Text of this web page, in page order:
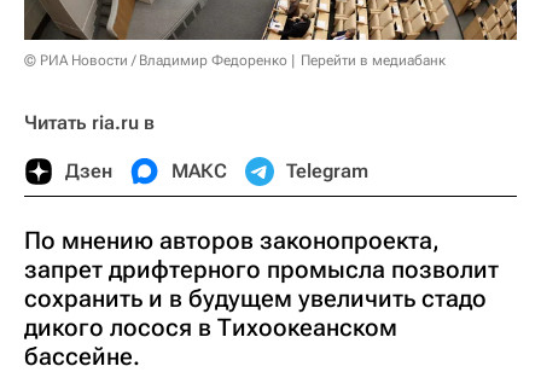
© РИА Новости / Владимир Федоренко Перейти в медиабанк
Читать ria.ru в
Дзен МАКС Telegram
По мнению авторов законопроекта,
запрет дрифтерного промысла позволит
сохранить и в будущем увеличить стадо
дикого лосося в Тихоокеанском
бассейне.